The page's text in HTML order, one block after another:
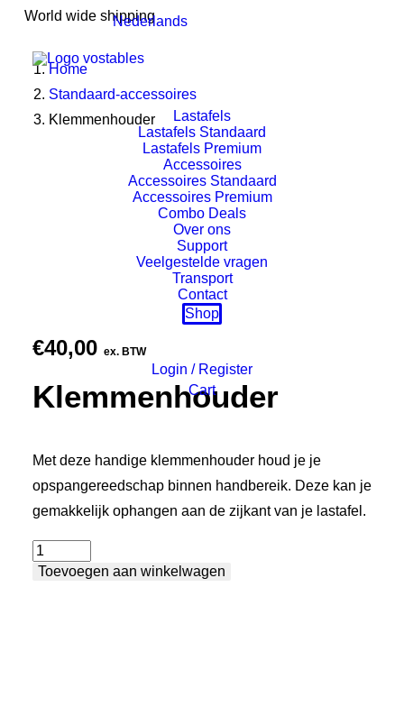
World wide shipping
Nederlands
Lastafels
Lastafels Standaard
Lastafels Premium
Accessoires
Accessoires Standaard
Accessoires Premium
Combo Deals
Over ons
Support
Veelgestelde vragen
Transport
Contact
Shop
Login / Register
Cart
Home
Standaard-accessoires
Klemmenhouder
€40,00 ex. BTW
Klemmenhouder
Met deze handige klemmenhouder houd je je
opspangereedschap binnen handbereik. Deze kan je
gemakkelijk ophangen aan de zijkant van je lastafel.
Klemmenhouder
aantal
Toevoegen aan winkelwagen